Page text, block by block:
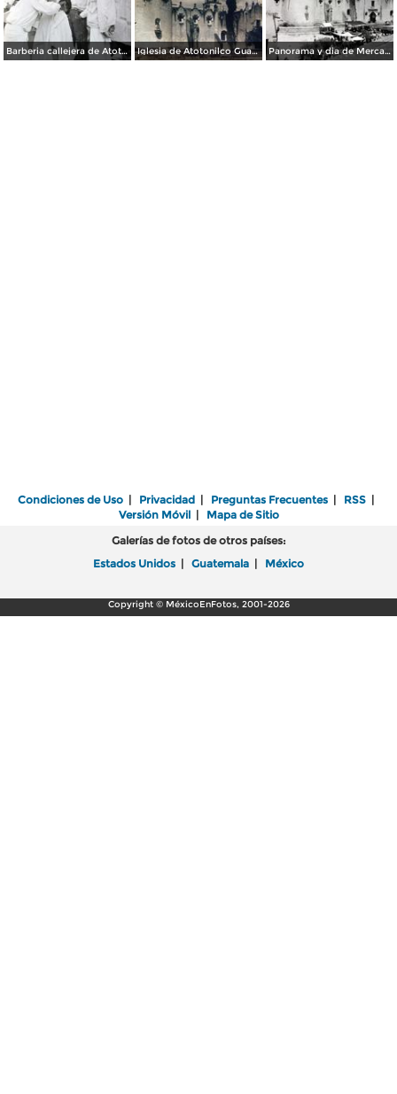
Barberia callejera de Atotonilco Guanajuato.. Iglesia de Atotonilco Guanajuato. Panorama y dia de Mercado
Condiciones de Uso | Privacidad | Preguntas Frecuentes | RSS |
Versión Móvil| Mapa de Sitio
Galerías de fotos de otros países:
Estados Unidos | Guatemala | México
Copyright © MéxicoEnFotos, 2001-2026